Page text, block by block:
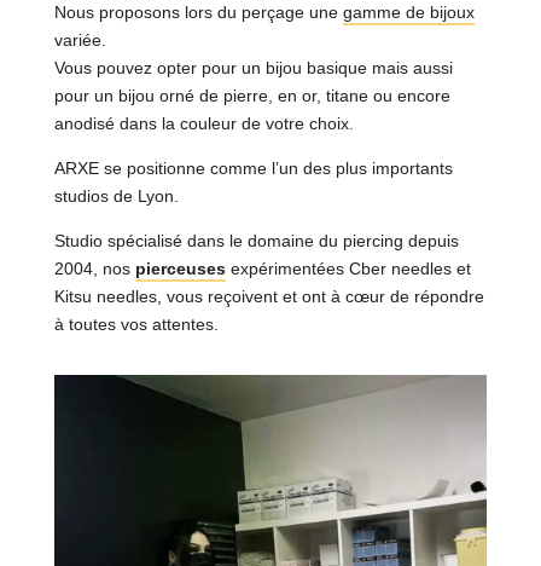
Nous proposons lors du perçage une gamme de bijoux
variée.
Vous pouvez opter pour un bijou basique mais aussi
pour un bijou orné de pierre, en or, titane ou encore
anodisé dans la couleur de votre choix.
ARXE se positionne comme l’un des plus importants
studios de Lyon.
Studio spécialisé dans le domaine du piercing depuis
2004, nos pierceusesexpérimentées Cber needles et
Kitsu needles, vous reçoivent et ont à cœur de répondre
à toutes vos attentes.